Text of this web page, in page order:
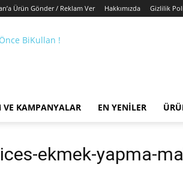
Ürün Gönder / Reklam Ver Hakkımızda Gizlilik
KAMPANYALAR EN YENILER
ekmek-yapma-